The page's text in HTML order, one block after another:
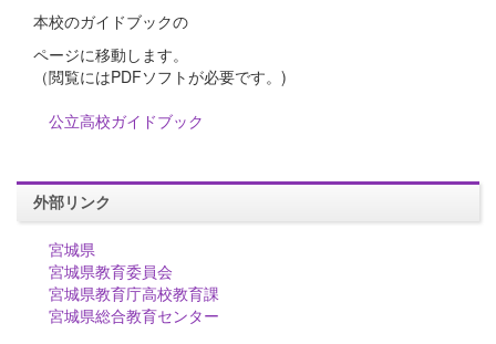
本校のガイドブックの
ページに移動します。
（閲覧にはPDFソフトが必要です。)
公立高校ガイドブック
外部リンク
宮城県
宮城県教育委員会
宮城県教育庁高校教育課
宮城県総合教育センター